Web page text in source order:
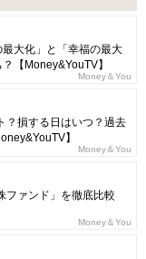
最大化」と「幸福の最大
【Money&YouTV】
Money＆You
？損する日はいつ？過去
】
Money＆You
ファンド」を徹底比較
Money＆You